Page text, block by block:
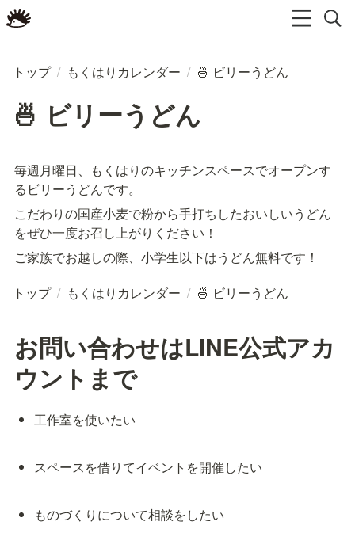
トップ / もくはりカレンダー / 🍜 ビリーうどん
🍜 ビリーうどん
毎週月曜日、もくはりのキッチンスペースでオープンす
るビリーうどんです。
こだわりの国産小麦で粉から手打ちしたおいしいうどん
をぜひ一度お召し上がりください！
ご家族でお越しの際、小学生以下はうどん無料です！
トップ / もくはりカレンダー / 🍜 ビリーうどん
お問い合わせはLINE公式アカ
ウントまで
工作室を使いたい
スペースを借りてイベントを開催したい
ものづくりについて相談をしたい